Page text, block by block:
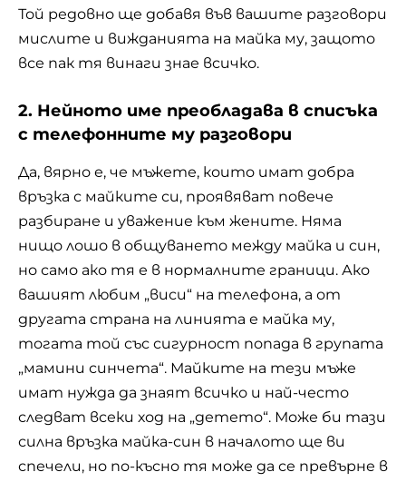
Той редовно ще добавя във вашите разговори
мислите и вижданията на майка му, защото
все пак тя винаги знае всичко.
2. Нейното име преобладава в списъка
с телефонните му разговори
Да, вярно е, че мъжете, които имат добра
връзка с майките си, проявяват повече
разбиране и уважение към жените. Няма
нищо лошо в общуването между майка и син,
но само ако тя е в нормалните граници. Ако
вашият любим „виси“ на телефона, а от
другата страна на линията е майка му,
тогата той със сигурност попада в групата
„мамини синчета“. Майките на тези мъже
имат нужда да знаят всичко и най-често
следват всеки ход на „детето“. Може би тази
силна връзка майка-син в началото ще ви
спечели, но по-късно тя може да се превърне в